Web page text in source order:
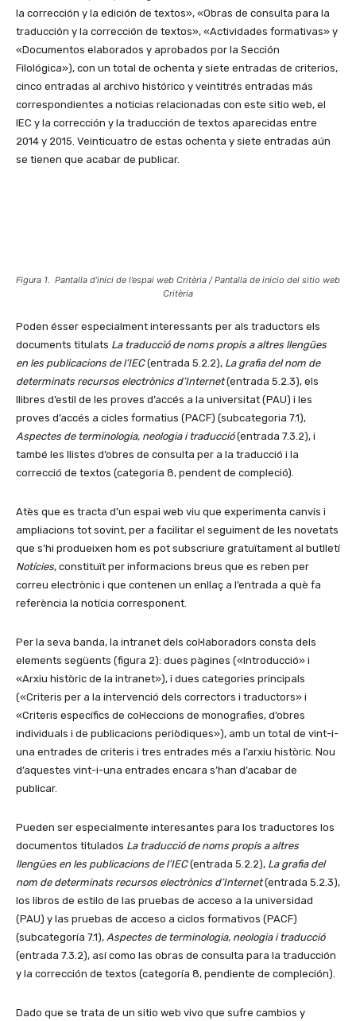
la corrección y la edición de textos», «Obras de consulta para la
traducción y la corrección de textos», «Actividades formativas» y
«Documentos elaborados y aprobados por la Sección
Filológica»), con un total de ochenta y siete entradas de criterios,
cinco entradas al archivo histórico y veintitrés entradas más
corres­pondientes a noticias relacionadas con este sitio web, el
IEC y la corrección y la traducción de textos aparecidas entre
2014 y 2015. Veinticuatro de estas ochenta y siete entradas aún
se tienen que acabar de publicar.
Figura 1. Pantalla d’inici de l’espai web Critèria / Pantalla de inicio del sitio web
Critèria
Poden ésser especialment interessants per als traductors els
documents titulats La traducció de noms propis a altres llengües
en les publicacions de l’IEC(entrada 5.2.2), La grafia del nom de
determinats recursos electrònics d’Internet(entrada 5.2.3), els
llibres d’estil de les proves d’accés a la universitat (PAU) i les
proves d’accés a cicles formatius (PACF) (subcategoria 7.1),
Aspectes de terminologia, neologia i traducció(entrada 7.3.2), i
també les llistes d’obres de consulta per a la traducció i la
correcció de textos (categoria 8, pendent de compleció).
Atès que es tracta d’un espai web viu que experimenta canvis i
ampliacions tot sovint, per a facilitar el seguiment de les novetats
que s’hi produeixen hom es pot subscriure gratuïtament al butlletí
Notícies, constituït per informacions breus que es reben per
correu electrònic i que contenen un enllaç a l’entrada a què fa
referència la notícia corresponent.
Per la seva banda, la intranet dels col·laboradors consta dels
elements següents (figura 2): dues pàgines («Introducció» i
«Arxiu històric de la intranet»), i dues categories principals
(«Criteris per a la intervenció dels correctors i traductors» i
«Criteris específics de col·leccions de monografies, d’obres
individuals i de publicacions periòdiques»), amb un total de vint-i-
una entrades de criteris i tres entrades més a l’arxiu històric. Nou
d’aquestes vint-i-una entrades encara s’han d’acabar de
publicar.
Pueden ser especialmente intere­santes para los traductores los
documentos titulados La traducció de noms propis a altres
llengües en les publicacions de l’IEC(entrada 5.2.2), La grafia del
nom de determinats recursos electrònics d’Internet(entrada 5.2.3),
los libros de estilo de las pruebas de acceso a la universidad
(PAU) y las pruebas de acceso a ciclos formativos (PACF)
(subcategoría 7.1), Aspectes de terminologia, neologia i traducció
(entrada 7.3.2), así como las obras de consulta para la traducción
y la corrección de textos (categoría 8, pendiente de compleción).
Dado que se trata de un sitio web vivo que sufre cambios y